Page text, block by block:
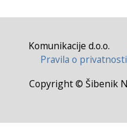
Komunikacije d.o.o.
Pravila o privatnosti
Copyright © Šibenik